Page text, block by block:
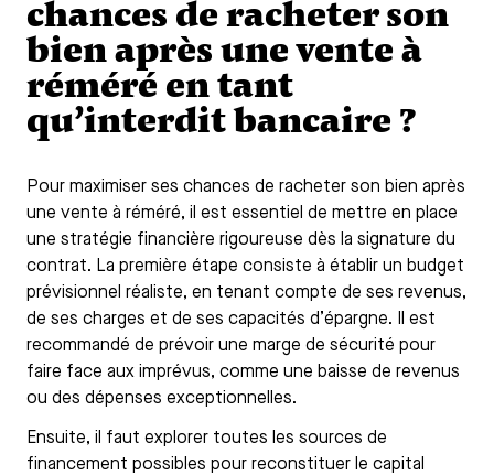
chances de racheter son
bien après une vente à
réméré en tant
qu’interdit bancaire ?
Pour maximiser ses chances de racheter son bien après
une vente à réméré, il est essentiel de mettre en place
une stratégie financière rigoureuse dès la signature du
contrat. La première étape consiste à établir un budget
prévisionnel réaliste, en tenant compte de ses revenus,
de ses charges et de ses capacités d’épargne. Il est
recommandé de prévoir une marge de sécurité pour
faire face aux imprévus, comme une baisse de revenus
ou des dépenses exceptionnelles.
Ensuite, il faut explorer toutes les sources de
financement possibles pour reconstituer le capital